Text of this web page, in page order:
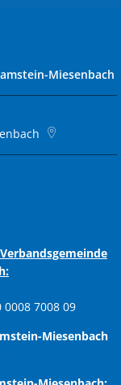
Miesenbach
0008 7008 09
Miesenbach